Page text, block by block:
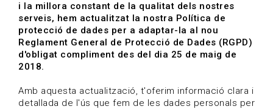
HOME / BLOG
Estigues al dia
i la millora constant de la qualitat dels nostres
serveis, hem actualitzat la nostra Política de
protecció de dades per a adaptar-la al nou
Reglament General de Protecció de Dades (RGPD)
d'obligat compliment des del dia 25 de maig de
2018.
Amb aquesta actualització, t'oferim informació clara i
detallada de l'ús que fem de les dades personals per